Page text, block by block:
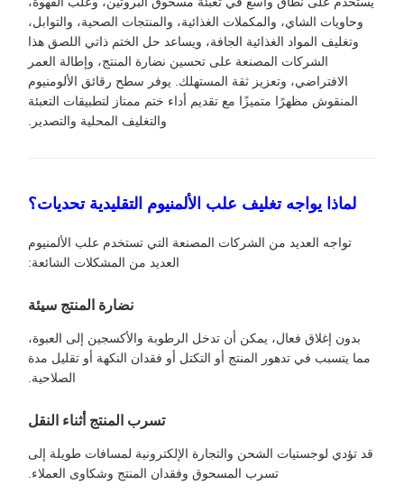
وحاويات الشاي، والمكملات الغذائية، والمنتجات الصحية، والتوابل،
وتغليف المواد الغذائية الجافة، ويساعد حل الختم ذاتي اللصق هذا
الشركات المصنعة على تحسين نضارة المنتج، وإطالة العمر
الافتراضي، وتعزيز ثقة المستهلك. يوفر سطح رقائق الألومنيوم
المنقوش مظهرًا متميزًا مع تقديم أداء ختم ممتاز لتطبيقات التعبئة
والتغليف المحلية والتصدير.
لماذا يواجه تغليف علب الألمنيوم التقليدية تحديات؟
تواجه العديد من الشركات المصنعة التي تستخدم علب الألمنيوم
العديد من المشكلات الشائعة:
نضارة المنتج سيئة
بدون إغلاق فعال، يمكن أن تدخل الرطوبة والأكسجين إلى العبوة،
مما يتسبب في تدهور المنتج أو التكتل أو فقدان النكهة أو تقليل مدة
الصلاحية.
تسرب المنتج أثناء النقل
قد تؤدي لوجستيات الشحن والتجارة الإلكترونية لمسافات طويلة إلى
تسرب المسحوق وفقدان المنتج وشكاوى العملاء.